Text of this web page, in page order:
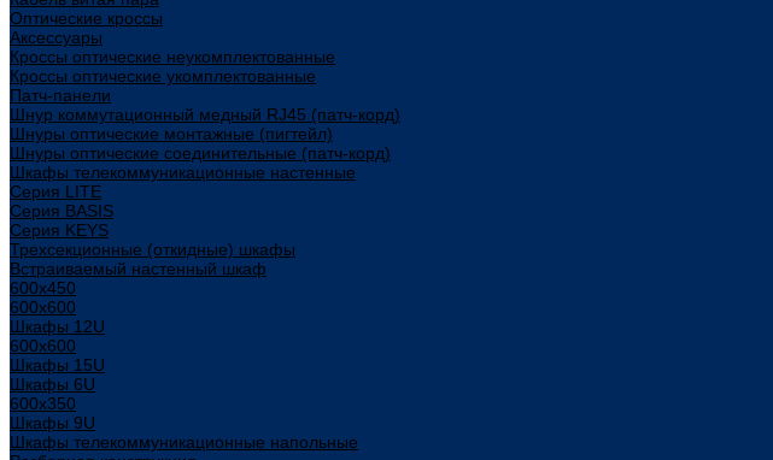
Оптические кроссы
Аксессуары
Кроссы оптические неукомплектованные
Кроссы оптические укомплектованные
Патч-панели
Шнур коммутационный медный RJ45 (патч-корд)
Шнуры оптические монтажные (пигтейл)
Шнуры оптические соединительные (патч-корд)
Шкафы телекоммуникационные настенные
Cерия LITE
Cерия BASIS
Cерия KEYS
Трехсекционные (откидные) шкафы
Встраиваемый настенный шкаф
600x450
600x600
Шкафы 12U
600x600
Шкафы 15U
Шкафы 6U
600x350
Шкафы 9U
Шкафы телекоммуникационные напольные